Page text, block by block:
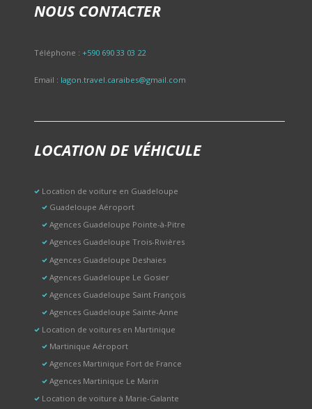
NOUS CONTACTER
Téléphone : +590 690 33 03 22
Email : lagon.travel.caraibes@gmail.com
LOCATION DE VÉHICULE
Location de voiture en Guadeloupe
Guadeloupe Aéroport
Agences Guadeloupe Pointe-à-Pitre
Agences Guadeloupe Trois-Rivières
Agences Guadeloupe Deshaies
Agences Guadeloupe Le Gosier
Agences Guadeloupe Saint François
Agences Guadeloupe Sainte-Anne
Location de voitures en Martinique
Martinique Aéroport
Agences Martinique Fort de France
Agences Martinique Le Marin
Location de voiture à Marie-Galante